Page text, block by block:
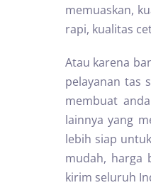
memuaskan,
rapi, kualitas
Atau karena
pelayanan tas
membuat
lainnya yang
lebih siap
mudah, harga
kirim seluruh